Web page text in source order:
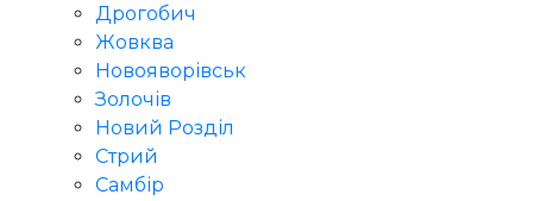
Дрогобич
Жовква
Новояворівськ
Золочів
Новий Розділ
Стрий
Самбір